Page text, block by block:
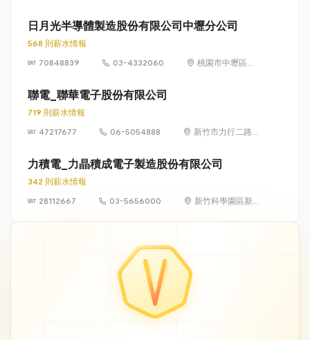
號10樓之6
日月光半導體製造股份有限公司中壢分公司
568 則薪水情報
70848839
03-4332060
桃園市中壢區中
聯電_聯華電子股份有限公司
719 則薪水情報
47217677
06-5054888
新竹市力行二路3
區）
力積電_力晶積成電子製造股份有限公司
342 則薪水情報
28112667
03-5656000
新竹科學園區新